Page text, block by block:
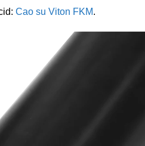
Cao su Viton FKM.